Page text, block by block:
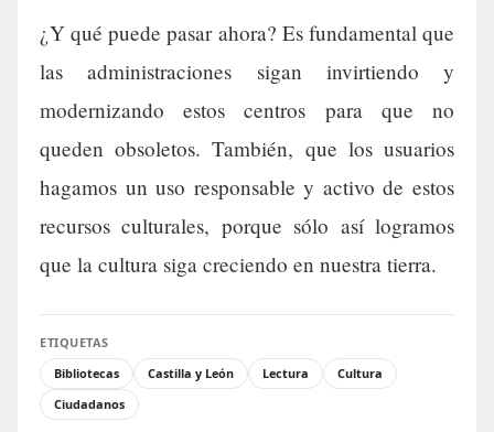
¿Y qué puede pasar ahora? Es fundamental que
las administraciones sigan invirtiendo y
modernizando estos centros para que no
queden obsoletos. También, que los usuarios
hagamos un uso responsable y activo de estos
recursos culturales, porque sólo así logramos
que la cultura siga creciendo en nuestra tierra.
ETIQUETAS
Bibliotecas
Castilla y León Lectura
Cultura
Ciudadanos